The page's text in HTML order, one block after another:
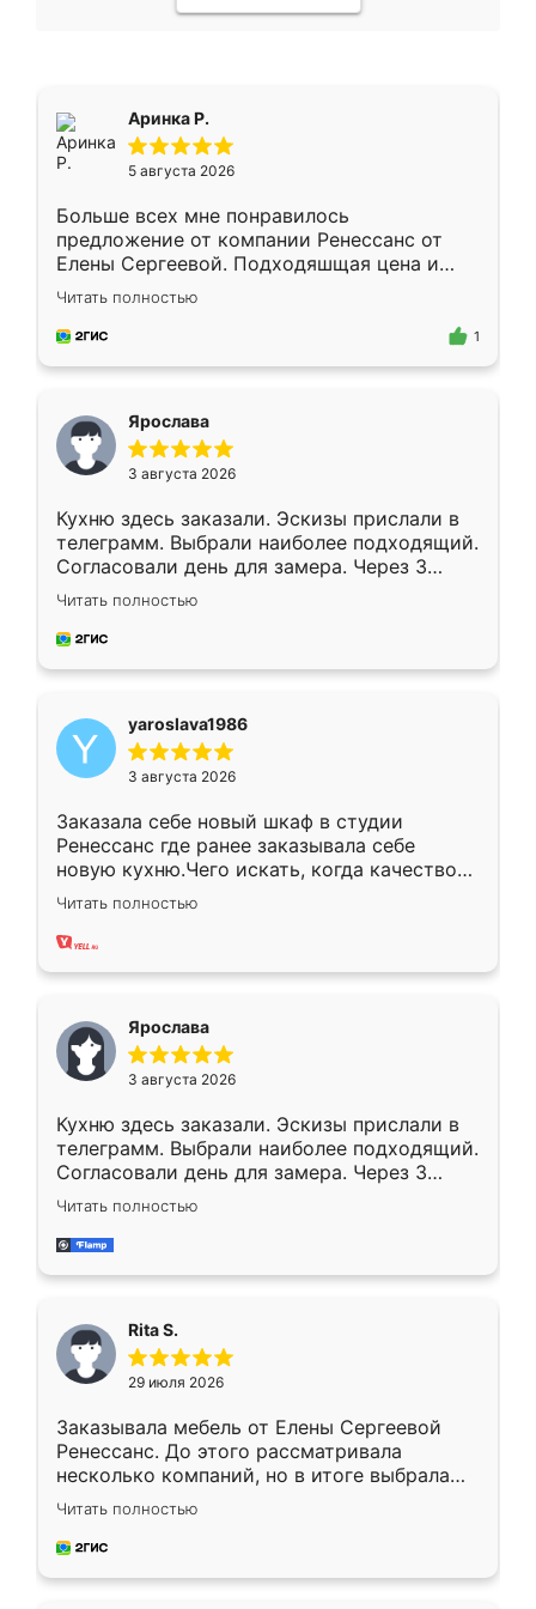
Аринка Р.
5 августа 2026
Больше всех мне понравилось
предложение от компании Ренессанс от
Елены Сергеевой. Подходяшщая цена и
короткие сроки изготовления. Приехавший
для замера сотрудник Владислав
предложил по моему эскизу самый
Читать полностью
1
Ярослава
3 августа 2026
Кухню здесь заказали. Эскизы прислали в
телеграмм. Выбрали наиболее подходящий.
Согласовали день для замера. Через 3
недели кухня была уже готова. Остались
довольны работой. Спасибо Ренессанс
мебель за качественную работу!
Читать полностью
yaroslava1986
3 августа 2026
Заказала себе новый шкаф в студии
Ренессанс где ранее заказывала себе
новую кухню.Чего искать, когда качеством
вполне довольна. Служит кухня уже почти
два года, нареканий нет.
Читать полностью
Ярослава
3 августа 2026
Кухню здесь заказали. Эскизы прислали в
телеграмм. Выбрали наиболее подходящий.
Согласовали день для замера. Через 3
недели кухня была уже готова. Остались
довольны работой. Спасибо Ренессанс
мебель за качественную работу!
Читать полностью
Rita S.
29 июля 2026
Заказывала мебель от Елены Сергеевой
Ренессанс. До этого рассматривала
несколько компаний, но в итоге выбрала
эту. Сначала обговорили условия, потом
приехал замерщик, всё спокойно объяснил
и снял размеры. Изготовили в срок, с
Читать полностью